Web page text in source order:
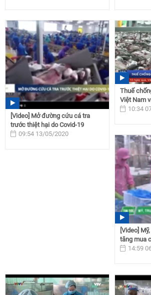
[Video] Mở đường cứu cá tra
trước thiệt hại do Covid-19
09:54 13/05/2020
Thuế
Việt Nam
10:34
[Video]
tăng mua
14:59